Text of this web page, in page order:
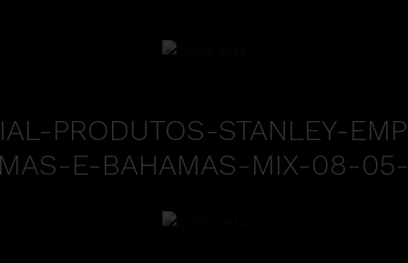
PRODUTOS-STANLEY-
E-BAHAMAS-MIX-08-